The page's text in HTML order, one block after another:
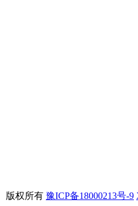
版权所有 豫ICP备18000213号-9